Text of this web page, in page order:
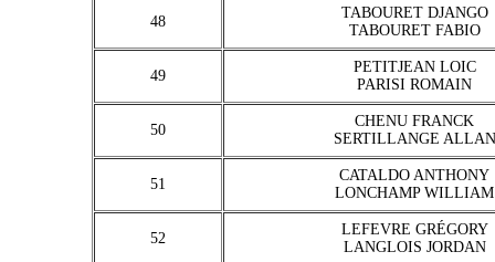
48
TABOURET DJANGO
TABOURET FABIO
49
PETITJEAN LOIC
PARISI ROMAIN
50
CHENU FRANCK
SERTILLANGE ALLAN
51
CATALDO ANTHONY
LONCHAMP WILLIAM
52
LEFEVRE GRÉGORY
LANGLOIS JORDAN